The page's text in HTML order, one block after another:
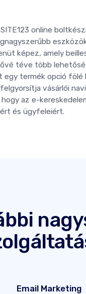
online
képez, amely
téve több
egy termék opció fölé
vásárlói
az e-
és ügyfeleiért.
Email Marketing